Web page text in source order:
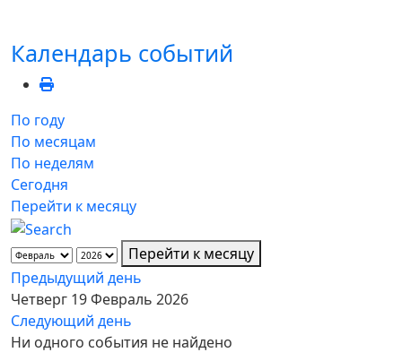
Календарь событий
По году
По месяцам
По неделям
Сегодня
Перейти к месяцу
Перейти к месяцу
Предыдущий день
Четверг 19 Февраль 2026
Следующий день
Ни одного события не найдено